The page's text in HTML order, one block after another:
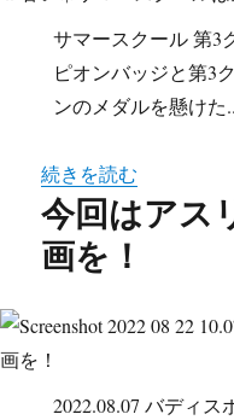
サマースクール 第3
ピオンバッジと第3
ンのメダルを懸けた
続きを読む
今回はアス
画を！
2022.08.07 バディ